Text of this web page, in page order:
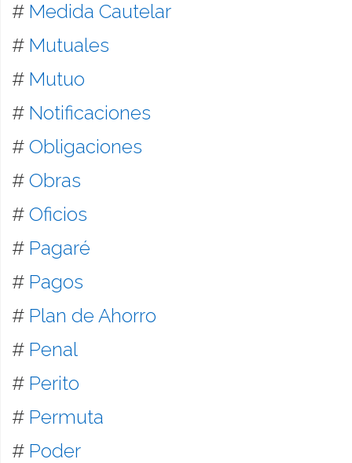
# Medida Cautelar
# Mutuales
# Mutuo
# Notificaciones
# Obligaciones
# Obras
# Oficios
# Pagaré
# Pagos
# Plan de Ahorro
# Penal
# Perito
# Permuta
# Poder